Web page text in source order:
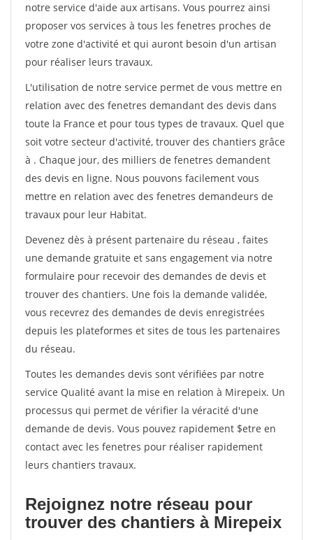
notre service d'aide aux artisans. Vous pourrez ainsi
proposer vos services à tous les fenetres proches de
votre zone d'activité et qui auront besoin d'un artisan
pour réaliser leurs travaux.
L'utilisation de notre service permet de vous mettre en
relation avec des fenetres demandant des devis dans
toute la France et pour tous types de travaux. Quel que
soit votre secteur d'activité, trouver des chantiers grâce
à . Chaque jour, des milliers de fenetres demandent
des devis en ligne. Nous pouvons facilement vous
mettre en relation avec des fenetres demandeurs de
travaux pour leur Habitat.
Devenez dès à présent partenaire du réseau , faites
une demande gratuite et sans engagement via notre
formulaire pour recevoir des demandes de devis et
trouver des chantiers. Une fois la demande validée,
vous recevrez des demandes de devis enregistrées
depuis les plateformes et sites de tous les partenaires
du réseau.
Toutes les demandes devis sont vérifiées par notre
service Qualité avant la mise en relation à Mirepeix. Un
processus qui permet de vérifier la véracité d'une
demande de devis. Vous pouvez rapidement $etre en
contact avec les fenetres pour réaliser rapidement
leurs chantiers travaux.
Rejoignez notre réseau pour
trouver des chantiers à Mirepeix